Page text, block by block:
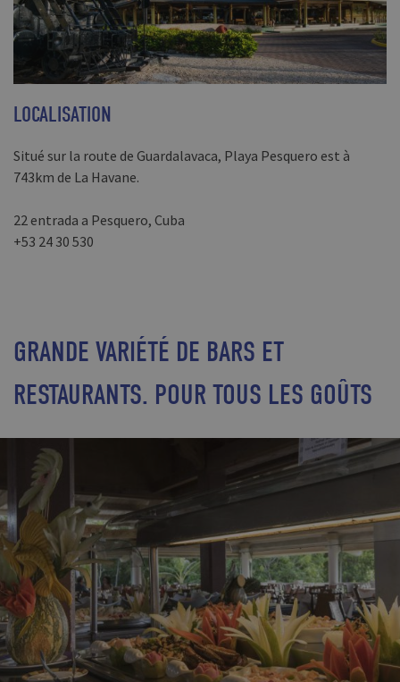
LOCALISATION
Situé sur la route de Guardalavaca, Playa Pesquero est à
743km de La Havane.
22 entrada a Pesquero, Cuba
+53 24 30 530
GRANDE VARIÉTÉ DE BARS ET
RESTAURANTS. POUR TOUS LES GOÛTS